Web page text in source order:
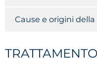
Cause e origini